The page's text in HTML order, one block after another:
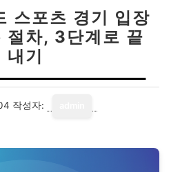
스포츠 경기 입장
절차, 3단계로 끝
내기
작성자: